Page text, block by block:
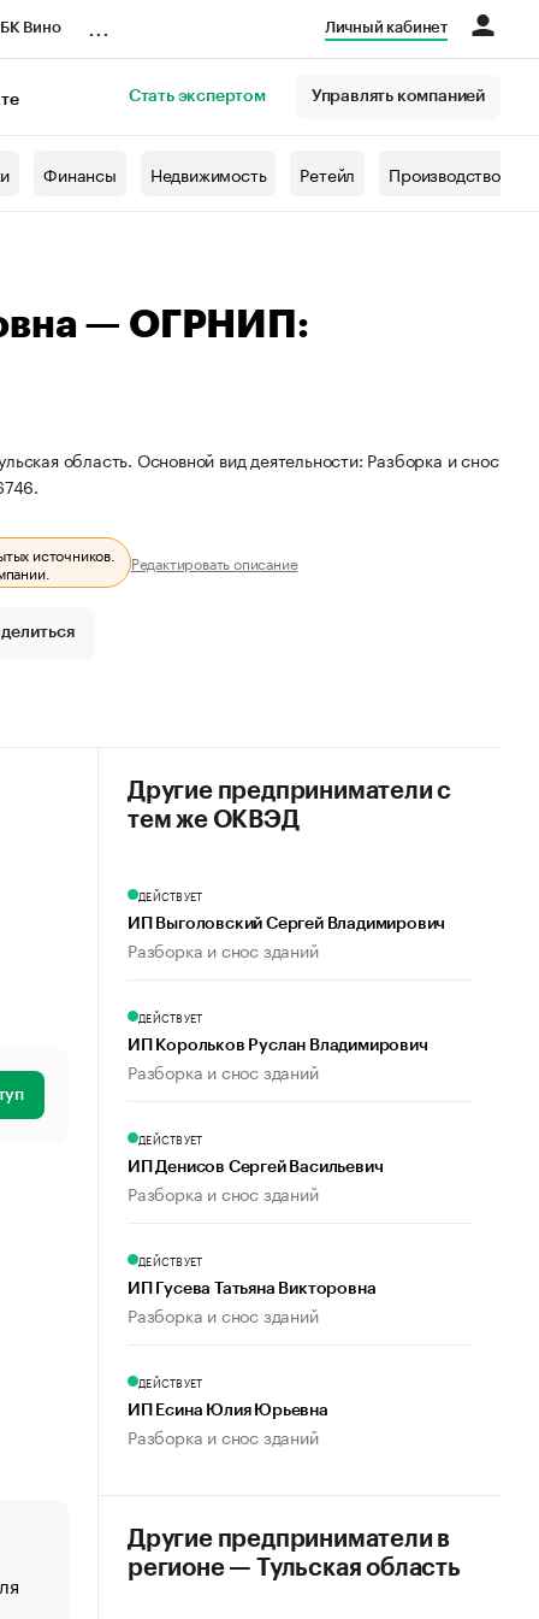
Вино Личный кабинет
Стать экспертом Управлять компанией
Финансы Недвижимость Ретейл Производство
— ОГРНИП:
область. Основной вид деятельности: Разборка и снос
источников.
Редактировать описание
«От спорта тело стареет иначе». Как живет глава
Другие предприниматели с
тем же ОКВЭД
ДЕЙСТВУЕТ
ИП Выголовский Сергей Владимирович
Разборка и снос зданий
ДЕЙСТВУЕТ
ИП Корольков Руслан Владимирович
Разборка и снос зданий
ДЕЙСТВУЕТ
ИП Денисов Сергей Васильевич
Разборка и снос зданий
ДЕЙСТВУЕТ
ИП Гусева Татьяна Викторовна
Разборка и снос зданий
ДЕЙСТВУЕТ
ИП Есина Юлия Юрьевна
Разборка и снос зданий
Другие предприниматели в
регионе — Тульская область